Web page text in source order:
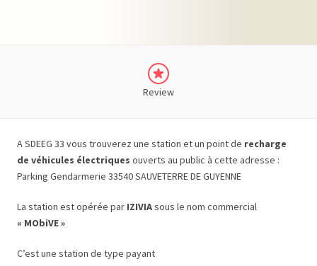
Review
A SDEEG 33 vous trouverez une station et un point de recharge
de véhicules électriques ouverts au public à cette adresse :
Parking Gendarmerie 33540 SAUVETERRE DE GUYENNE
La station est opérée par IZIVIAsous le nom commercial
« MObiVE »
C’est une station de type payant